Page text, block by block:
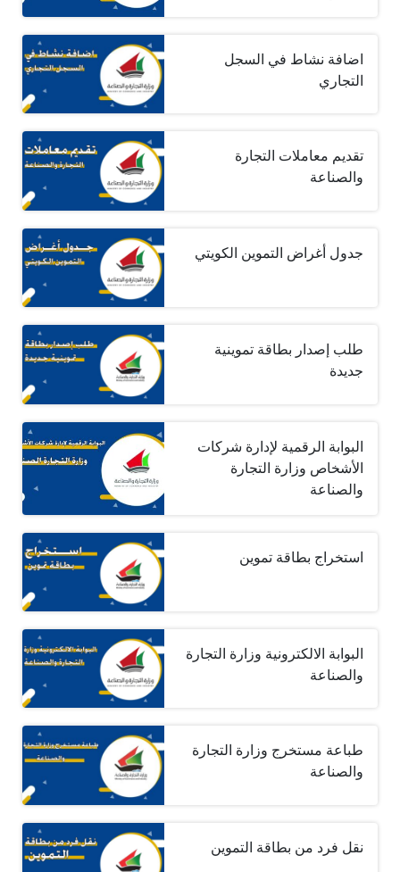
اضافة نشاط في السجل
التجاري
تقديم معاملات التجارة
والصناعة
جدول أغراض التموين الكويتي
طلب إصدار بطاقة تموينية
جديدة
البوابة الرقمية لإدارة شركات
الأشخاص وزارة التجارة
والصناعة
استخراج بطاقة تموين
البوابة الالكترونية وزارة التجارة
والصناعة
طباعة مستخرج وزارة التجارة
والصناعة
نقل فرد من بطاقة التموين